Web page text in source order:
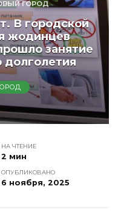
ГОРОД
В городской
жодинцев
занятие
НА ЧТЕНИЕ
2 мин
ОПУБЛИКОВАНО
6 ноября, 2025